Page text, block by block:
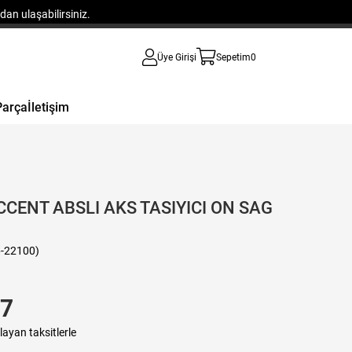
ulaşabilirsiniz.
Üye Girişi Sepetim0
İletişim
ABSLI AKS TASIYICI ON SAG
22100)
taksitlerle